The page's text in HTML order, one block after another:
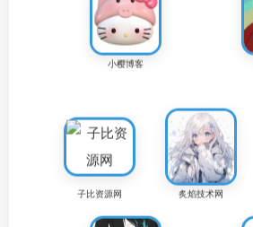
小樱博客
子比资源网 炙焰技术网